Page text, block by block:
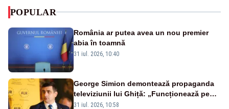
POPULAR
România ar putea avea un nou premier
abia în toamnă
31 iul. 2026, 10:40
George Simion demontează propaganda
televiziunii lui Ghiță: „Funcționează pe
miliarde luate de la români”
31 iul. 2026, 10:58